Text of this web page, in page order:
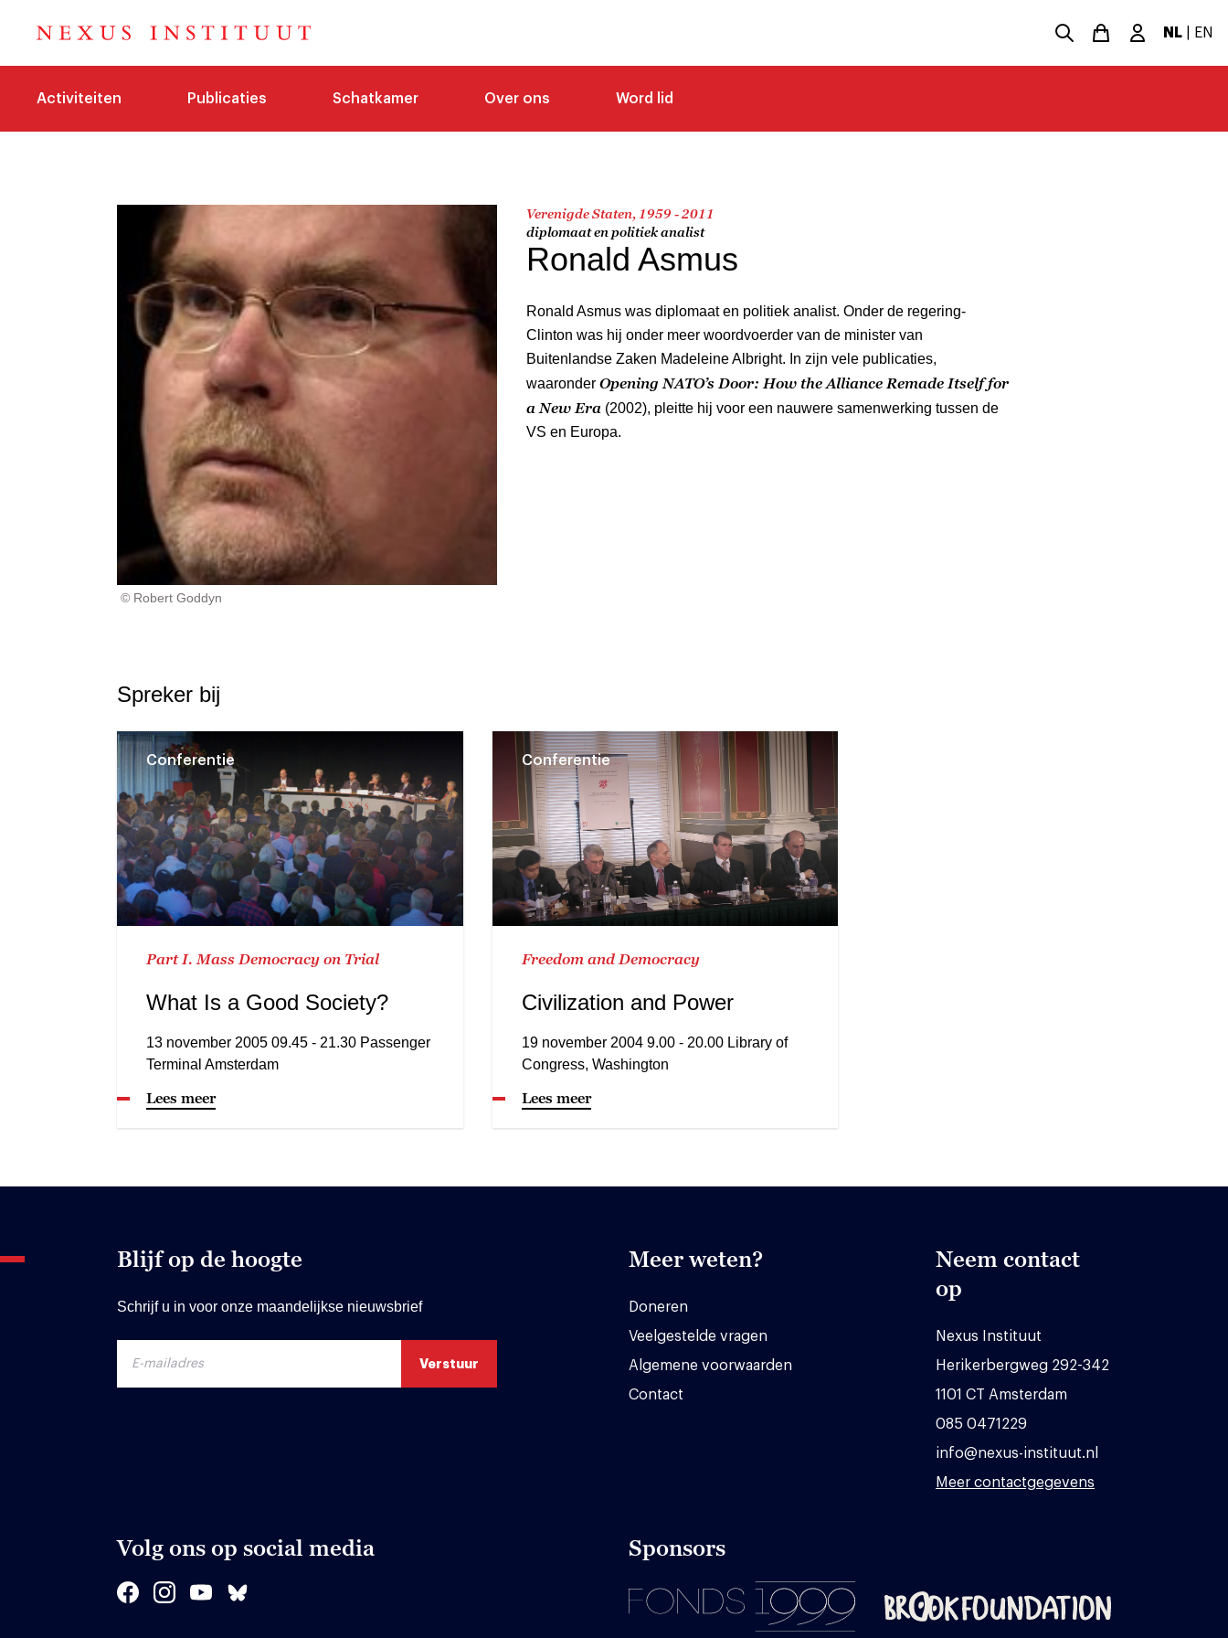
NL EN
Activiteiten Publicaties Schatkamer Over ons Word lid
© Robert Goddyn
Verenigde Staten, 1959 - 2011
diplomaat en politiek analist
Ronald Asmus
Ronald Asmus was diplomaat en politiek analist. Onder de regering-
Clinton was hij onder meer woordvoerder van de minister van
Buitenlandse Zaken Madeleine Albright. In zijn vele publicaties,
waaronder Opening NATO’s Door: How the Alliance Remade Itself for
a New Era (2002), pleitte hij voor een nauwere samenwerking tussen de
VS en Europa.
Spreker bij
Conferentie
Part I. Mass Democracy on Trial
What Is a Good Society?
13 november 2005 09.45 - 21.30 Passenger
Terminal Amsterdam
Lees meer
Conferentie
Freedom and Democracy
Civilization and Power
19 november 2004 9.00 - 20.00 Library of
Congress, Washington
Lees meer
Blijf op de hoogte
Schrijf u in voor onze maandelijkse nieuwsbrief
Meer weten?
Doneren
Veelgestelde vragen
Algemene voorwaarden
Contact
Neem contact
op
Nexus Instituut
Herikerbergweg 292-342
1101 CT Amsterdam
085 0471229
info@nexus-instituut.nl
Meer contactgegevens
Volg ons op social media Sponsors